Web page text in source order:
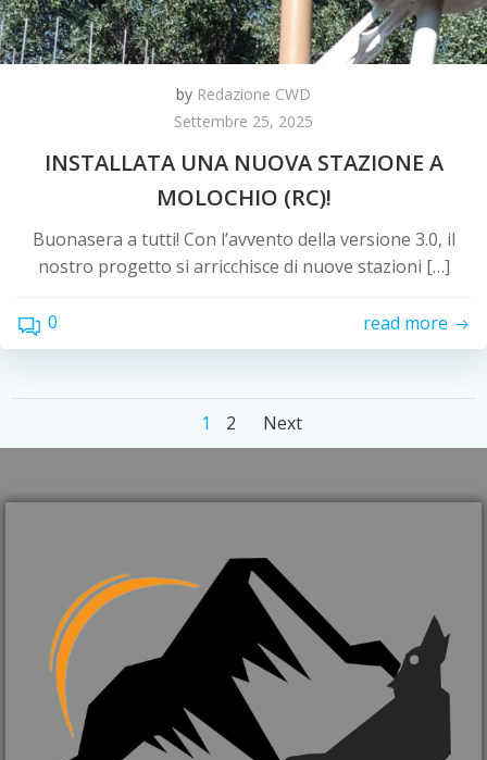
by Redazione CWD
Settembre 25, 2025
INSTALLATA UNA NUOVA STAZIONE A
MOLOCHIO (RC)!
Buonasera a tutti! Con l’avvento della versione 3.0, il
nostro progetto si arricchisce di nuove stazioni […]
0 read more
1 2 Next